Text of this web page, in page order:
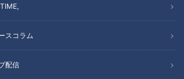
スコラム
配信
る「現代型栄養失調」が原因かもしれませ
は、従来の栄養失調とは異なり見た目には
「隠れ栄養失調」とも言われています。そ
間にか私たちを蝕む現代型栄養失調を徹底
ご紹介します。